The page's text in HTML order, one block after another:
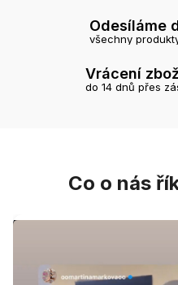
Odesíláme
všechny
Vrácení
do 14 dnů přes
Co o nás